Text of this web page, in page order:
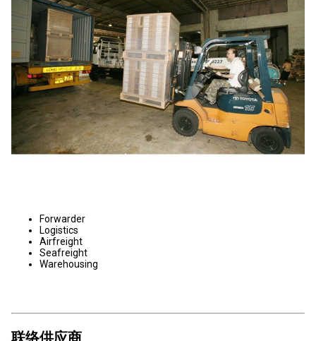
Forwarder
Logistics
Airfreight
Seafreight
Warehousing
联络供应商